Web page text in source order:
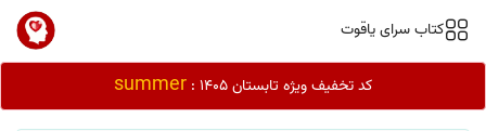
کتاب سرای یاقوت
کد تخفیف ویژه تابستان 1405 : summer